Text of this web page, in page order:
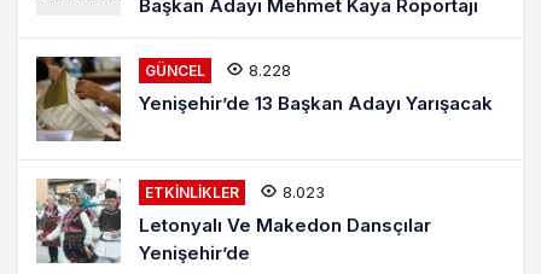
Başkan Adayı Mehmet Kaya Röportajı
GÜNCEL 8.228
Yenişehir’de 13 Başkan Adayı Yarışacak
ETKINLIKLER 8.023
Letonyalı Ve Makedon Dansçılar
Yenişehir’de